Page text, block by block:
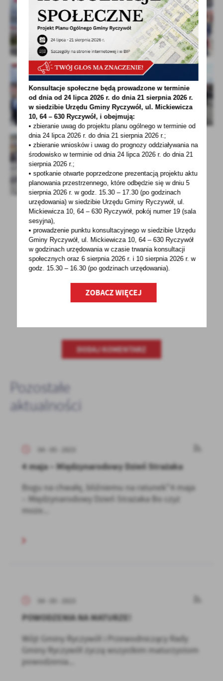
POWRÓT UDOSTĘPNIJ
POPRZEDNI NASTĘPNY
Spodobała Ci się informacja? Zostaw nam swoją opinię
DODAJ KOMENTARZ
Pozostałe
aktualności
04 - 05 - 2023
4 maja – Międzynarodowy Dzień Strażaka
Bogu na chwałę, bliźniemu na ratunek"4 maja
– Międzynarodowy Dzień Strażaka Bo czyż
może...
04 - 05 - 2023
POWODZENIA NA MATURZE!
Wójt Gminy Ryczywół i Przewodniczący Rady
Gminy Ryczywół życzą wszystkim maturzystom
powodzenia...
Konsultacje społeczne będą prowadzone w terminie
od dnia od 24 lipca 2026 r. do dnia 21 sierpnia 2026 r.
w siedzibie Urzędu Gminy Ryczywół, ul. Mickiewicza
10, 64 – 630 Ryczywół, i obejmują:
• zbieranie uwag do projektu planu ogólnego w terminie od
dnia 24 lipca 2026 r. do dnia 21 sierpnia 2026 r.;
• zbieranie wniosków i uwag do prognozy oddziaływania na
środowisko w terminie od dnia 24 lipca 2026 r. do dnia 21
sierpnia 2026 r.;
• spotkanie otwarte poprzedzone prezentacją projektu aktu
planowania przestrzennego, które odbędzie się w dniu 5
sierpnia 2026 r.w godz. 15.30 – 17.30 (po godzinach
urzędowania) w siedzibie Urzędu Gminy Ryczywół, ul.
Mickiewicza 10, 64 – 630 Ryczywół, pokójnumer 19 (sala
sesyjna),
• prowadzenie punktu konsultacyjnego w siedzibie Urzędu
Gminy Ryczywół, ul. Mickiewicza 10, 64 – 630 Ryczywół
w godzinachurzędowania w czasie trwania konsultacji
społecznych oraz 6 sierpnia 2026 r. i 10 sierpnia 2026 r. w
godz. 15.30 – 16.30 (po godzinachurzędowania).
ZOBACZ WIĘCEJ